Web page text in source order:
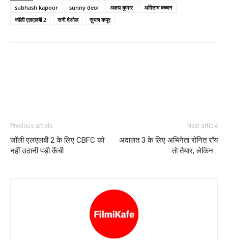
subhash kapoor
sunny deol अक्षय कुमार
अमिताभ बच्चन
जॉली एलएलबी 2
सनी देओल सुभाष कपूर
Previous article
जॉली एलएलबी 2 के लिए CBFC को
नहीं उठानी पड़ी कैंची
Next article
अदालत 3 के लिए अभिनेता रोनित रॉय
तो तैयार, लेकिन…